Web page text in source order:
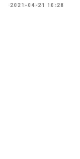
2021-04-21 10:28